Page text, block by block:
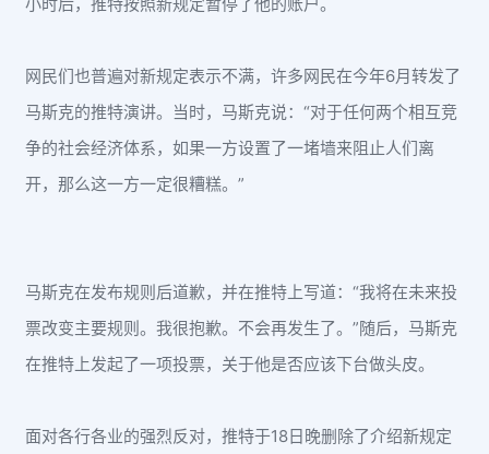
小时后，推特按照新规定暂停了他的账户。
网民们也普遍对新规定表示不满，许多网民在今年6月转发了
马斯克的推特演讲。当时，马斯克说：“对于任何两个相互竞
争的社会经济体系，如果一方设置了一堵墙来阻止人们离
开，那么这一方一定很糟糕。”
马斯克在发布规则后道歉，并在推特上写道：“我将在未来投
票改变主要规则。我很抱歉。不会再发生了。”随后，马斯克
在推特上发起了一项投票，关于他是否应该下台做头皮。
面对各行各业的强烈反对，推特于18日晚删除了介绍新规定